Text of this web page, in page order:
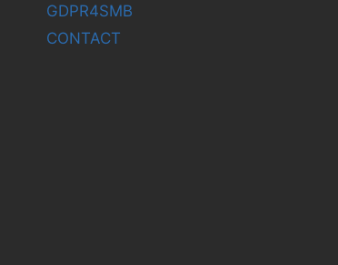
GDPR4SMB
CONTACT